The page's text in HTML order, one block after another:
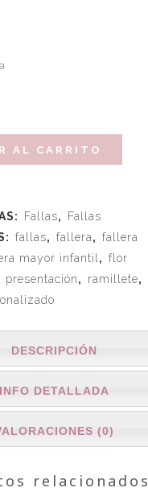
AL CARRITO
Fallas,
Fallas
fallas, fallera, fallera
mayor infantil , flor
presentación, ramillete,
DESCRIPCIÓN
INFO DETALLADA
(0)
relacionados